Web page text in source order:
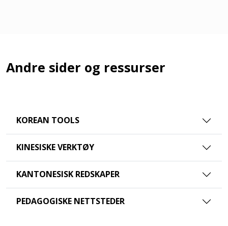
Andre sider og ressurser
KOREAN TOOLS
KINESISKE VERKTØY
KANTONESISK REDSKAPER
PEDAGOGISKE NETTSTEDER